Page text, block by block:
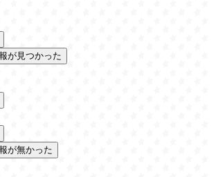
が見つかった
が無かった